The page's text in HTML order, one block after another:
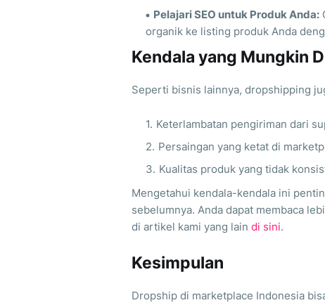
Pelajari SEO untuk Produk Anda:
organik ke listing produk Anda
Kendala yang Mungkin
Seperti bisnis lainnya, dropshipping
Keterlambatan pengiriman dari
Persaingan yang ketat di
Kualitas produk yang tidak
Mengetahui kendala-kendala ini
sebelumnya. Anda dapat membaca
di artikel kami yang lain di sini.
Kesimpulan
Dropship di marketplace Indonesia